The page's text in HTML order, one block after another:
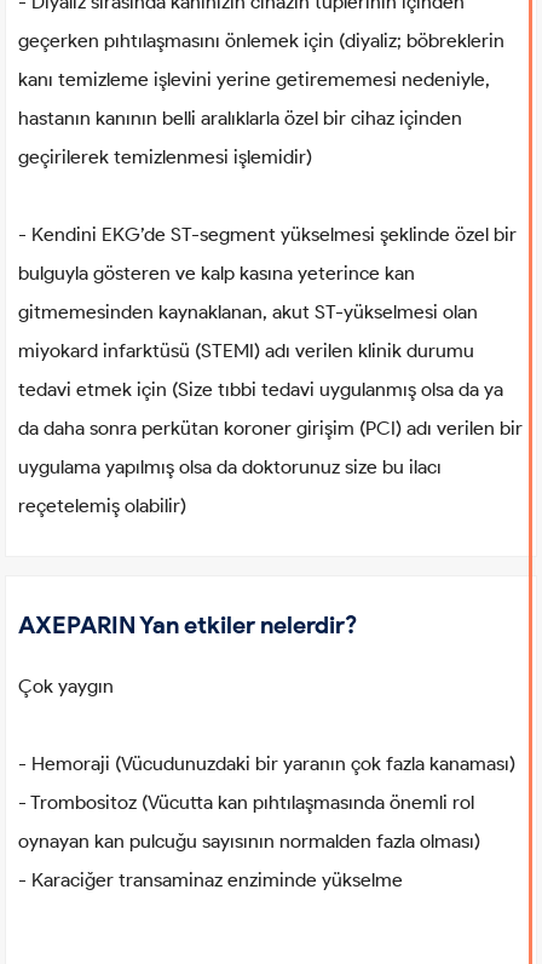
geçerken pıhtılaşmasını önlemek için (diyaliz; böbreklerin
kanı temizleme işlevini yerine getirememesi nedeniyle,
hastanın kanının belli aralıklarla özel bir cihaz içinden
geçirilerek temizlenmesi işlemidir)
- Kendini EKG’de ST-segment yükselmesi şeklinde özel bir
bulguyla gösteren ve kalp kasına yeterince kan
gitmemesinden kaynaklanan, akut ST-yükselmesi olan
miyokard infarktüsü (STEMI) adı verilen klinik durumu
tedavi etmek için (Size tıbbi tedavi uygulanmış olsa da ya
da daha sonra perkütan koroner girişim (PCI) adı verilen bir
uygulama yapılmış olsa da doktorunuz size bu ilacı
reçetelemiş olabilir)
AXEPARIN Yan etkiler nelerdir?
Çok yaygın
- Hemoraji (Vücudunuzdaki bir yaranın çok fazla kanaması)
- Trombositoz (Vücutta kan pıhtılaşmasında önemli rol
oynayan kan pulcuğu sayısının normalden fazla olması)
- Karaciğer transaminaz enziminde yükselme